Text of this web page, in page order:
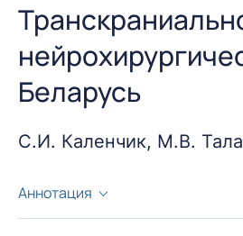
осложнений и приводящее к
практике не описано ни
диабета с существенными
ожидается 366 млн. больных
каждый год заболевают еще
Беларусь
С.И. Каленчик, М.В.
Аннотация
Ультразвуковое